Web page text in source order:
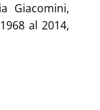
Giacomini,
al 2014,